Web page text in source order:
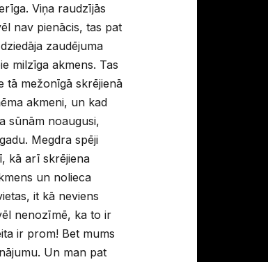
Viņa raudzījās
nav pienācis, tas pat
zaudējuma
milzīga akmens. Tas
tā mežonīgā skrējienā
akmeni, un kad
sūnām noaugusi,
Megdra spēji
kā arī skrējiena
un nolieca
it kā neviens
nenozīmē, ka to ir
ir prom! Bet mums
Un man pat